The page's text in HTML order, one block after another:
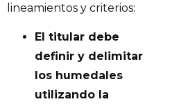
lineamientos y criterios:
El titular debe
definir y delimitar
los humedales
utilizando la